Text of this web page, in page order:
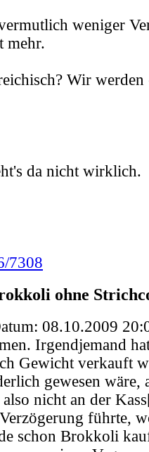
weniger
mehr.
Wir
da nicht wirklich.
7308
ohne
08.10.2009
Irgendjemand
Gewicht verkauft
gewesen wäre,
nicht an der
führte,
schon Brokkoli